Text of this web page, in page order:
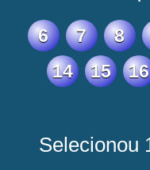
6 7 8
14
15 16
Selecionou